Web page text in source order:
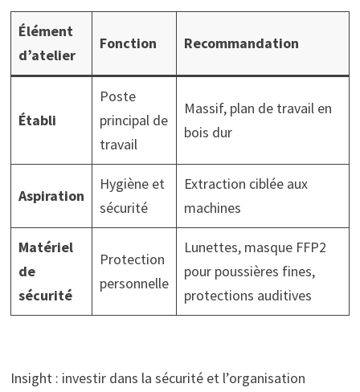
Élément
d’atelier
Fonction Recommandation
Établi
Poste
principal de
travail
Massif, plan de travail en
bois dur
Aspiration
Hygiène et
sécurité
Extraction ciblée aux
machines
Matériel
de
sécurité
Protection
personnelle
Lunettes, masque FFP2
pour poussières fines,
protections auditives
Insight : investir dans la sécurité et l’organisation